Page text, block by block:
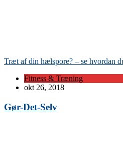
Træt af din hælspore? – se hvordan
Fitness & Træning
okt 26, 2018
Gør-Det-Selv